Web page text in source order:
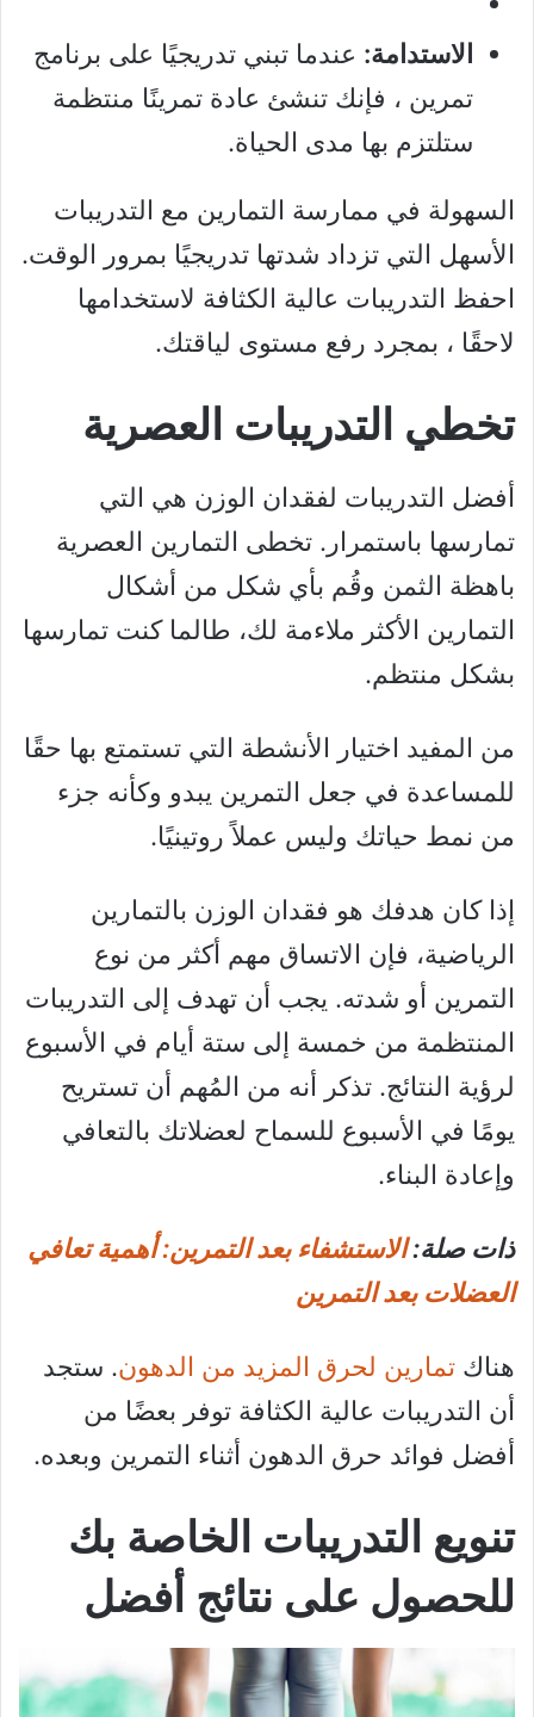
الاستدامة: عندما تبني تدريجيًا على برنامج
تمرين ، فإنك تنشئ عادة تمرينًا منتظمة
ستلتزم بها مدى الحياة.
السهولة في ممارسة التمارين مع التدريبات
الأسهل التي تزداد شدتها تدريجيًا بمرور الوقت.
احفظ التدريبات عالية الكثافة لاستخدامها
لاحقًا ، بمجرد رفع مستوى لياقتك.
تخطي التدريبات العصرية
أفضل التدريبات لفقدان الوزن هي التي
تمارسها باستمرار. تخطى التمارين العصرية
باهظة الثمن وقُم بأي شكل من أشكال
التمارين الأكثر ملاءمة لك، طالما كنت تمارسها
بشكل منتظم.
من المفيد اختيار الأنشطة التي تستمتع بها حقًا
للمساعدة في جعل التمرين يبدو وكأنه جزء
من نمط حياتك وليس عملاً روتينيًا.
إذا كان هدفك هو فقدان الوزن بالتمارين
الرياضية، فإن الاتساق مهم أكثر من نوع
التمرين أو شدته. يجب أن تهدف إلى التدريبات
المنتظمة من خمسة إلى ستة أيام في الأسبوع
لرؤية النتائج. تذكر أنه من المُهم أن تستريح
يومًا في الأسبوع للسماح لعضلاتك بالتعافي
وإعادة البناء.
ذات صلة:الاستشفاء بعد التمرين: أهمية تعافي
العضلات بعد التمرين
هناك تمارين لحرق المزيد من الدهون. ستجد
أن التدريبات عالية الكثافة توفر بعضًا من
أفضل فوائد حرق الدهون أثناء التمرين وبعده.
تنويع التدريبات الخاصة بك
للحصول على نتائج أفضل